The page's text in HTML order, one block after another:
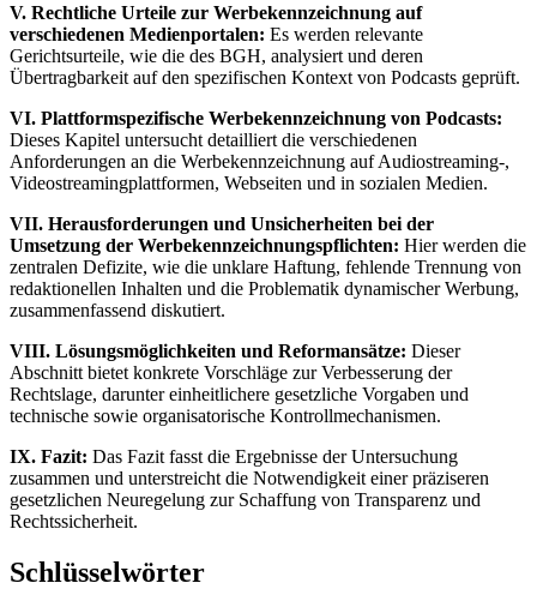
V. Rechtliche Urteile zur Werbekennzeichnung auf
verschiedenen Medienportalen: Es werden relevante
Gerichtsurteile, wie die des BGH, analysiert und deren
Übertragbarkeit auf den spezifischen Kontext von Podcasts geprüft.
VI. Plattformspezifische Werbekennzeichnung von Podcasts:
Dieses Kapitel untersucht detailliert die verschiedenen
Anforderungen an die Werbekennzeichnung auf Audiostreaming-,
Videostreamingplattformen, Webseiten und in sozialen Medien.
VII. Herausforderungen und Unsicherheiten bei der
Umsetzung der Werbekennzeichnungspflichten: Hier werden die
zentralen Defizite, wie die unklare Haftung, fehlende Trennung von
redaktionellen Inhalten und die Problematik dynamischer Werbung,
zusammenfassend diskutiert.
VIII. Lösungsmöglichkeiten und Reformansätze: Dieser
Abschnitt bietet konkrete Vorschläge zur Verbesserung der
Rechtslage, darunter einheitlichere gesetzliche Vorgaben und
technische sowie organisatorische Kontrollmechanismen.
IX. Fazit: Das Fazit fasst die Ergebnisse der Untersuchung
zusammen und unterstreicht die Notwendigkeit einer präziseren
gesetzlichen Neuregelung zur Schaffung von Transparenz und
Rechtssicherheit.
Schlüsselwörter